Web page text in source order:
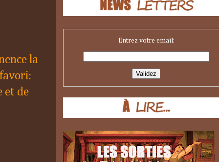
la
et de
Entrez votre email: